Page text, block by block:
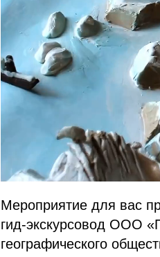
Мероприятие для вас
гид-экскурсовод ООО
географического